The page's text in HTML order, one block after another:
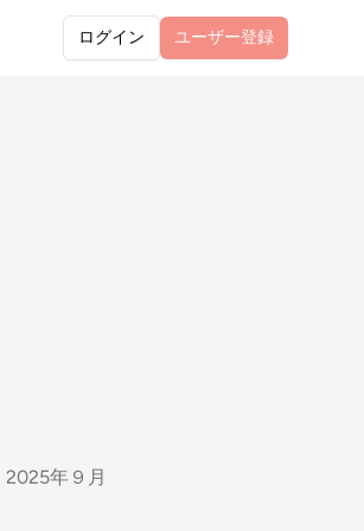
ログイン ユーザー登録
年９月